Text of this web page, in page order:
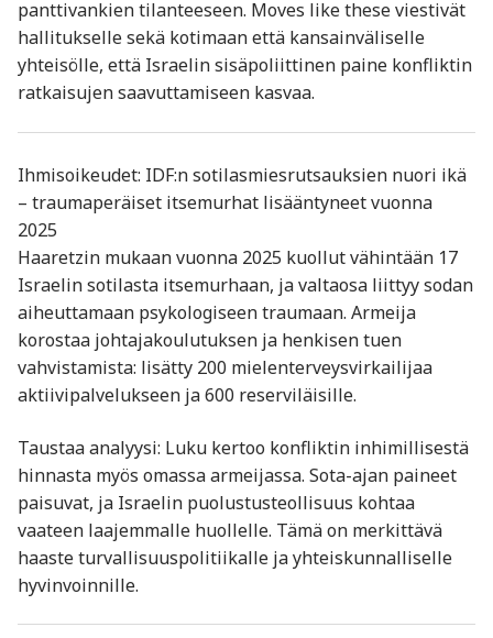
panttivankien tilanteeseen. Moves like these viestivät
hallitukselle sekä kotimaan että kansainväliselle
yhteisölle, että Israelin sisäpoliittinen paine konfliktin
ratkaisujen saavuttamiseen kasvaa.
Ihmisoikeudet: IDF:n sotilasmiesrutsauksien nuori ikä
– traumaperäiset itsemurhat lisääntyneet vuonna
2025
Haaretzin mukaan vuonna 2025 kuollut vähintään 17
Israelin sotilasta itsemurhaan, ja valtaosa liittyy sodan
aiheuttamaan psykologiseen traumaan. Armeija
korostaa johtajakoulutuksen ja henkisen tuen
vahvistamista: lisätty 200 mielenterveysvirkailijaa
aktiivipalvelukseen ja 600 reserviläisille.
Taustaa analyysi: Luku kertoo konfliktin inhimillisestä
hinnasta myös omassa armeijassa. Sota-ajan paineet
paisuvat, ja Israelin puolustusteollisuus kohtaa
vaateen laajemmalle huollelle. Tämä on merkittävä
haaste turvallisuuspolitiikalle ja yhteiskunnalliselle
hyvinvoinnille.